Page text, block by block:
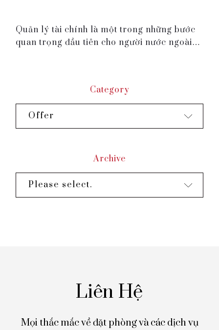
Quản lý tài chính là một trong những bước
quan trọng đầu tiên cho người nước ngoài
1. Mở tài khoản ngân h...
Category
Offer
Archive
Please select.
Liên Hệ
Mọi thắc mắc về đặt phòng và các dịch vụ